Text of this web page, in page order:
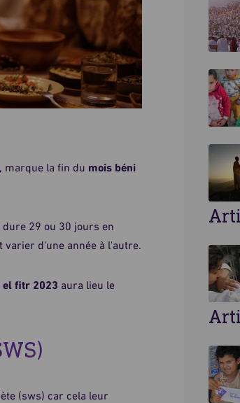
, marque la fin du mois béni
dure 29 ou 30 jours en
varier d'une année à l'autre.
el fitr 2023 aura lieu le
(sws) car cela leur